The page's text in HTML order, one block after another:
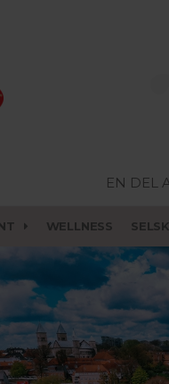
EN DEL
WELLNESS